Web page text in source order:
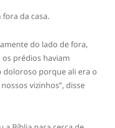
da casa.
do lado de fora,
prédios haviam
doloroso porque ali era o
vizinhos”, disse